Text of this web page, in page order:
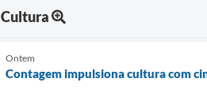
Cultura
Ontem
Contagem impulsiona cultura com